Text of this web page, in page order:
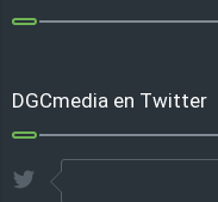
DGCmedia en Twitter